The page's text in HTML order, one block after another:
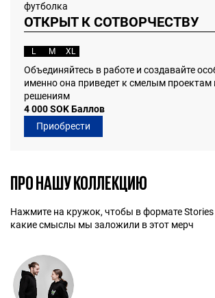
футболка
ОТКРЫТ К СОТВОРЧЕСТВУ
L M XL
Объединяйтесь в работе и создавайте
именно она приведет к смелым
решениям
4 000 SOK Баллов
Приобрести
ПРО НАШУ КОЛЛЕКЦИЮ
Нажмите на кружок, чтобы в формате Stories
какие смыслы мы заложили в этот мерч